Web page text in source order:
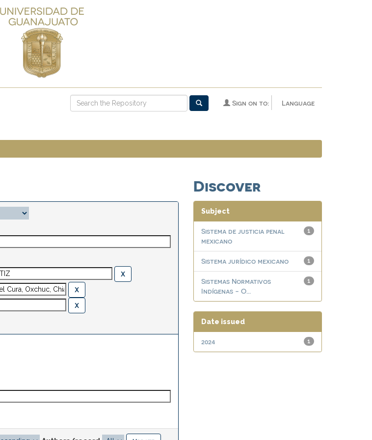
Language
Sign on to:
Discover
Subject
1
Sistema de justicia penal
mexicano
1
Sistema jurídico mexicano
1
Sistemas Normativos
Indígenas - O...
Date issued
1
2024